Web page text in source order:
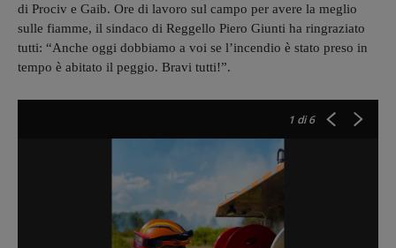
di Prociv e Gaib. Ore di lavoro sul campo per avere la meglio
sulle fiamme, il sindaco di Reggello Piero Giunti ha ringraziato
tutti: “Anche oggi dobbiamo a voi se l’incendio è stato preso in
tempo è abitato il peggio. Bravi tutti!”.
1 di 6